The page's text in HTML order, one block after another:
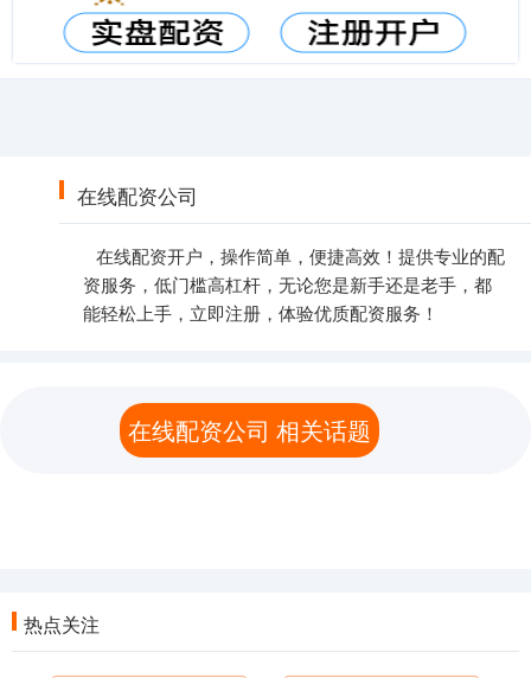
在线配资公司
在线配资开户，操作简单，便捷高效！提供专业的配
资服务，低门槛高杠杆，无论您是新手还是老手，都
能轻松上手，立即注册，体验优质配资服务！
在线配资公司 相关话题
热点关注